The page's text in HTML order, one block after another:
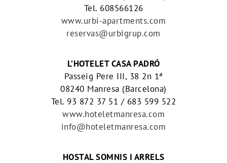
Tel. 608566126
www.urbi-apartments.com
reservas@urbigrup.com
L’HOTELET CASA PADRÓ
Passeig Pere III, 38 2n 1ª
08240 Manresa (Barcelona)
Tel. 93 872 37 51 / 683 599 522
www.hoteletmanresa.com
info@hoteletmanresa.com
HOSTAL SOMNIS I ARRELS